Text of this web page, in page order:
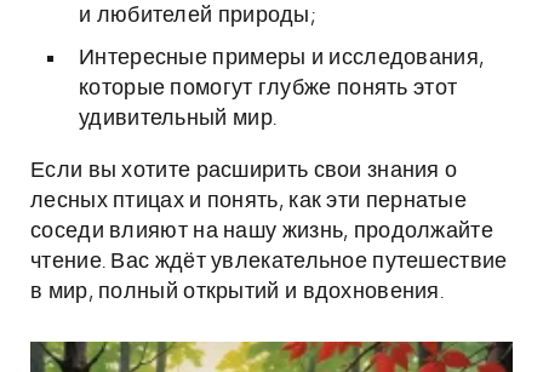
и любителей природы;
Интересные примеры и исследования,
которые помогут глубже понять этот
удивительный мир.
Если вы хотите расширить свои знания о
лесных птицах и понять, как эти пернатые
соседи влияют на нашу жизнь, продолжайте
чтение. Вас ждёт увлекательное путешествие
в мир, полный открытий и вдохновения.